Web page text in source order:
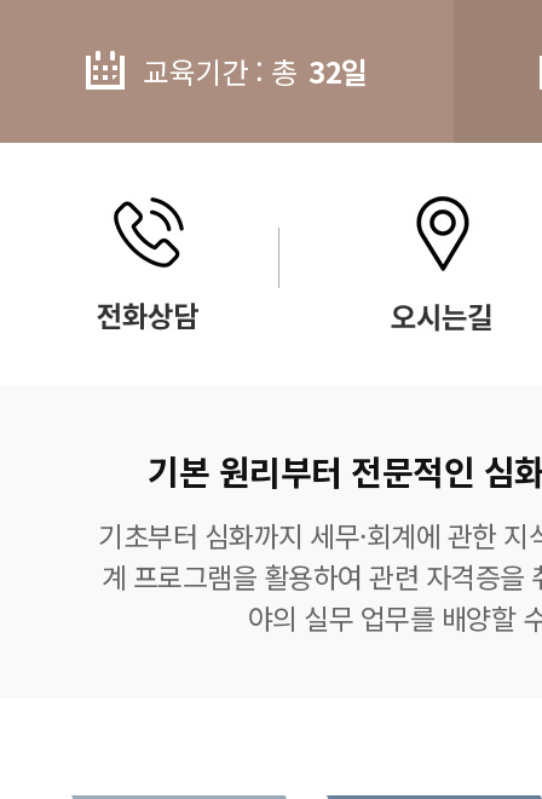
교육기간 : 총 32일
기본 원리부터 전문적인 심
기초부터 심화까지 세무·회계에 관한
계 프로그램을 활용하여 관련 자격증을
야의 실무 업무를 배양할